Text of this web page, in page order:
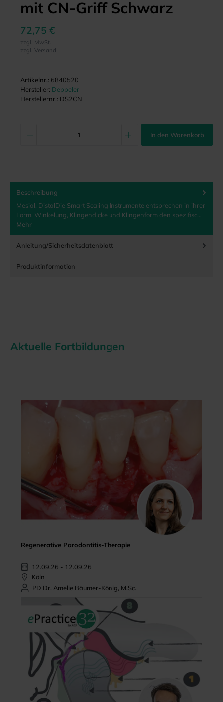
mit CN-Griff Schwarz
72,75 €
zzgl. MwSt.
zzgl. Versand
Artikelnr.: 6840520
Hersteller: Deppeler
Herstellernr.: DS2CN
In den Warenkorb
Beschreibung
Mesial, DistalDie Smart Scaling Instrumente entsprechen in ihrer
Form, Winkelung, Klingendicke und Klingenform den spezifisc…
Mehr
Anleitung/Sicherheitsdatenblatt
Produktinformation
Aktuelle Fortbildungen
Regenerative Parodontitis-Therapie
12.09.26 - 12.09.26
Köln
PD Dr. Amelie Bäumer-König, M.Sc.